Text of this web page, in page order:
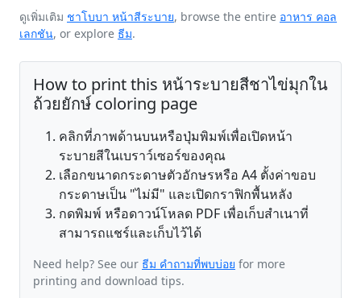
ดูเพิ่มเติม ชาโบบา หน้าสีระบาย, browse the entire อาหาร คอล
เลกชัน, or explore ธีม.
How to print this หน้าระบายสีชาไข่มุกใน
ถ้วยยักษ์ coloring page
คลิกที่ภาพด้านบนหรือปุ่มพิมพ์เพื่อเปิดหน้า
ระบายสีในเบราว์เซอร์ของคุณ
เลือกขนาดกระดาษตัวอักษรหรือ A4 ตั้งค่าขอบ
กระดาษเป็น "ไม่มี" และเปิดกราฟิกพื้นหลัง
กดพิมพ์ หรือดาวน์โหลด PDF เพื่อเก็บสำเนาที่
สามารถแชร์และเก็บไว้ได้
Need help? See our ธีม คำถามที่พบบ่อย for more
printing and download tips.